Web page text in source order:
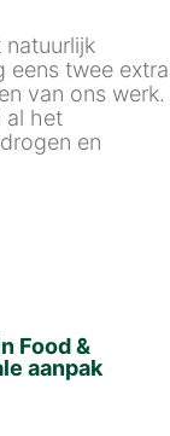
natuurlijk
eens twee extra
van ons werk.
al het
en
Food &
aanpak